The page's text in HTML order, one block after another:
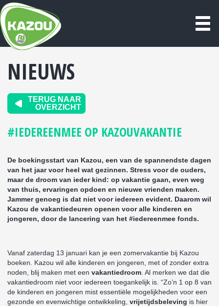
NIEUWS
TERUG NAAR
OVERZICHT
#IEDEREENMEE OP KAZOUVAKANTIE
De boekingsstart van Kazou, een van de spannendste dagen
van het jaar voor heel wat gezinnen. Stress voor de ouders,
maar de droom van ieder kind: op vakantie gaan, even weg
van thuis, ervaringen opdoen en nieuwe vrienden maken.
Jammer genoeg is dat niet voor iedereen evident. Daarom wil
Kazou de vakantiedeuren openen voor alle kinderen en
jongeren, door de lancering van het #iedereenmee fonds.
Vanaf zaterdag 13 januari kan je een zomervakantie bij Kazou
boeken. Kazou wil alle kinderen en jongeren, met of zonder extra
noden, blij maken met een vakantiedroom . Al merken we dat die
vakantiedroom niet voor iedereen toegankelijk is. “Zo’n 1 op 8 van
de kinderen en jongeren mist essentiële mogelijkheden voor een
gezonde en evenwichtige ontwikkeling, vrijetijdsbeleving is hier